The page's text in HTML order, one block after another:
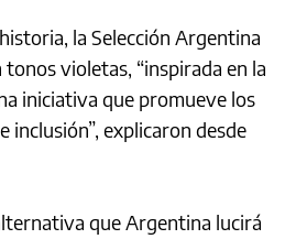
la Selección Argentina
violetas, “inspirada en la
iniciativa que promueve los
inclusión”, explicaron desde
que Argentina lucirá